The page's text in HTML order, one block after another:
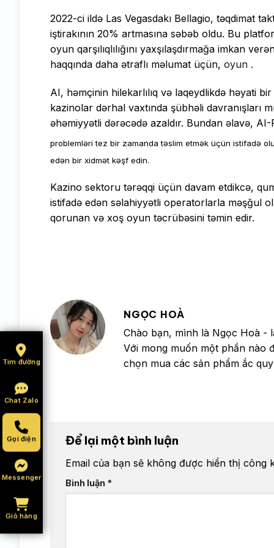
2022-ci ildə Las Vegasdakı Bellagio, təqdimat
iştirakının 20% artmasına səbəb oldu. Bu
oyun qarşılıqlılığını yaxşılaşdırmağa imkan
haqqında daha ətraflı məlumat üçün, oyun .
AI, həmçinin hilekarlılıq və laqeydlikdə həyati
kazinolar dərhal vaxtında şübhəli davranışları
əhəmiyyətli dərəcədə azaldır. Bundan əlavə,
problemləri tez bir zamanda təslim etmək üçün istifadə
edən bir xidmət kəşf edin.
Kazino sektoru tərəqqi üçün davam etdikcə,
istifadə edən səlahiyyətli operatorlarla məşğul
qorunan və xoş oyun təcrübəsini təmin edir.
NGỌC HOÀ
Chào bạn, mình là Ngọc Hoà -
Với mong muốn một phần nào
chọn mua các sản phẩm ắc
Để lại một bình luận
Email của bạn sẽ không được hiển thị công
Bình luận *
Tìm đường
Chat Zalo
Gọi điện
Messenger
Giỏ hàng